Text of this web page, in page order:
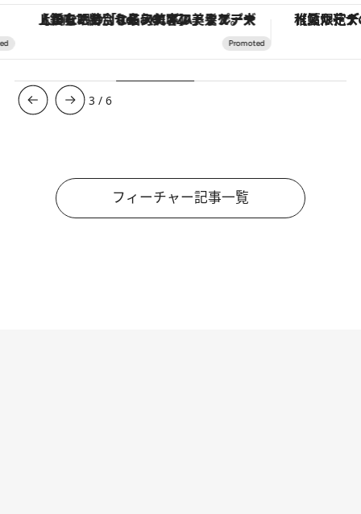
【銀座で出合う最旬美容】美髪ケアや上質な眠り…セルフケアのアップデートから、特別な名入れギフトまで。大人のための「ReFa GINZA」クルーズ 【夏限定ディナーコース】旬を
3 /6
フィーチャー記事一覧